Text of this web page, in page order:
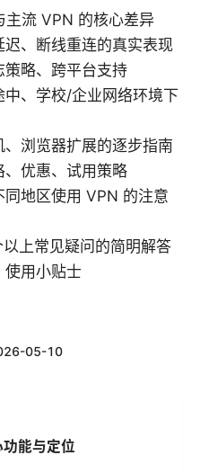
流 VPN 的核心差异
、断线重连的真实表现
策略、跨平台支持
、学校/企业网络环境下
浏览器扩展的逐步指南
优惠、试用策略
地区使用 VPN 的注意
上常见疑问的简明解答
使用小贴士
05-10
能与定位